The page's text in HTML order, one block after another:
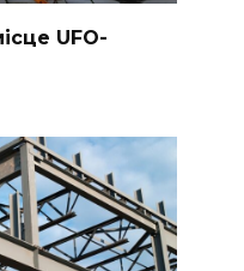
UFO-